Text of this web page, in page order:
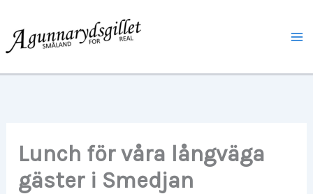
innehåll
Lunch för våra långväga
gäster i Smedjan